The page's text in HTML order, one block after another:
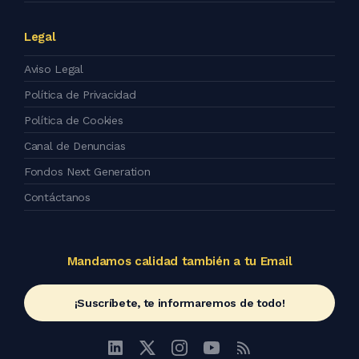
Legal
Aviso Legal
Política de Privacidad
Política de Cookies
Canal de Denuncias
Fondos Next Generation
Contáctanos
Mandamos calidad también a tu Email
¡Suscríbete, te informaremos de todo!